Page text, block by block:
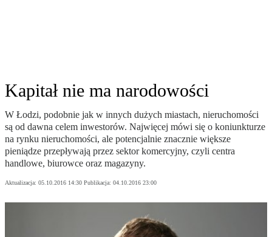
Kapitał nie ma narodowości
W Łodzi, podobnie jak w innych dużych miastach, nieruchomości
są od dawna celem inwestorów. Najwięcej mówi się o koniunkturze
na rynku nieruchomości, ale potencjalnie znacznie większe
pieniądze przepływają przez sektor komercyjny, czyli centra
handlowe, biurowce oraz magazyny.
Aktualizacja: 05.10.2016 14:30 Publikacja: 04.10.2016 23:00